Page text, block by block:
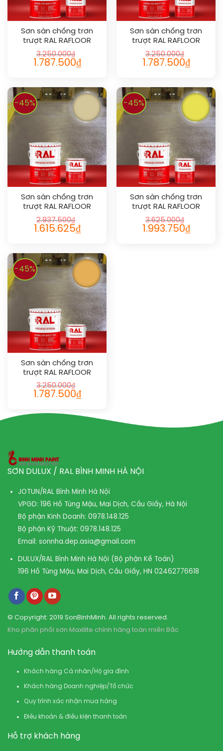
Sơn sàn chống trơn
trượt RAL RAFLOOR
ANTI-SLIP 1032
3.250.000₫
1.787.500₫
Sơn sàn chống trơn
trượt RAL RAFLOOR
ANTI-SLIP 1006
3.250.000₫
1.787.500₫
-45%
Sơn sàn chống trơn
trượt RAL RAFLOOR
ANTI-SLIP 1014
2.937.500₫
1.615.625₫
-45%
Sơn sàn chống trơn
trượt RAL RAFLOOR
ANTI-SLIP 1016
3.625.000₫
1.993.750₫
-45%
Sơn sàn chống trơn
trượt RAL RAFLOOR
ANTI-SLIP 1017
3.250.000₫
1.787.500₫
SƠN DULUX / RAL BÌNH MINH HÀ NỘI
JOTUN/RAL Bình Minh Hà Nội
VPGD: 196 Hồ Tùng Mậu, Mai Dịch, Cầu Giấy, Hà Nội
Bộ phận Kinh Doanh: 0978.148.125
Bộ phận Kỹ Thuật: 0978.148.125
Email: sonnha.dep.asia@gmail.com
DULUX/RAL Bình Minh Hà Nội (Bộ phận Kế Toán)
196 Hồ Tùng Mậu, Mai Dịch, Cầu Giấy, HN 02462776618
© Copyright: 2019 SonBinhMinh. All rights reserved.
Kho phân phối sơn Maxilite chính hãng toàn miền Bắc
Hướng dẫn thanh toán
Khách hàng Cá nhân/Hộ gia đình
Khách hàng Doanh nghiệp/Tổ chức
Quy trình xác nhận mua hàng
Điều khoản & điều kiện thanh toán
Hỗ trợ khách hàng